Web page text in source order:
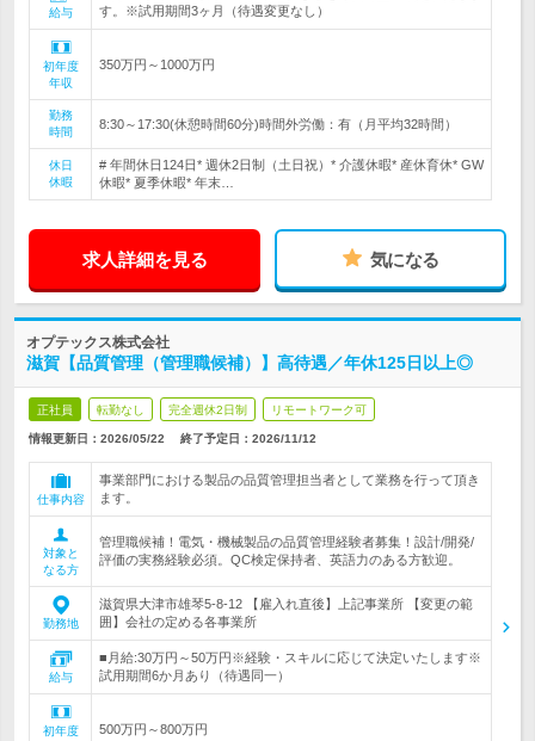
給与
す。※試用期間3ヶ月（待遇変更なし）
初年度
年収
350万円～1000万円
勤務
時間
8:30～17:30(休憩時間60分)時間外労働：有（月平均32時間）
休日
休暇
# 年間休日124日* 週休2日制（土日祝）* 介護休暇* 産休育休* GW
休暇* 夏季休暇* 年末…
求人詳細を見る 気になる
オプテックス株式会社
滋賀【品質管理（管理職候補）】高待遇／年休125日以上◎
正社員 転勤なし 完全週休2日制 リモートワーク可
情報更新日：2026/05/22 終了予定日： 2026/11/12
仕事内容
事業部門における製品の品質管理担当者として業務を行って頂き
ます。
対象と
なる方
管理職候補！電気・機械製品の品質管理経験者募集！設計/開発/
評価の実務経験必須。QC検定保持者、英語力のある方歓迎。
勤務地
滋賀県大津市雄琴5-8-12 【雇入れ直後】上記事業所 【変更の範
囲】会社の定める各事業所
給与
■月給:30万円～50万円※経験・スキルに応じて決定いたします※
試用期間6か月あり（待遇同一）
初年度 500万円～800万円